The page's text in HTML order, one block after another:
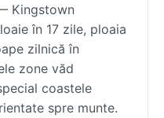
Kingstown
în 17 zile, ploaia
zilnică în
zone văd
coastele
spre munte.